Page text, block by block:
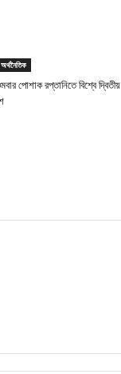
পোশাক রপ্তানিতে বিশ্বে দ্বিতীয়